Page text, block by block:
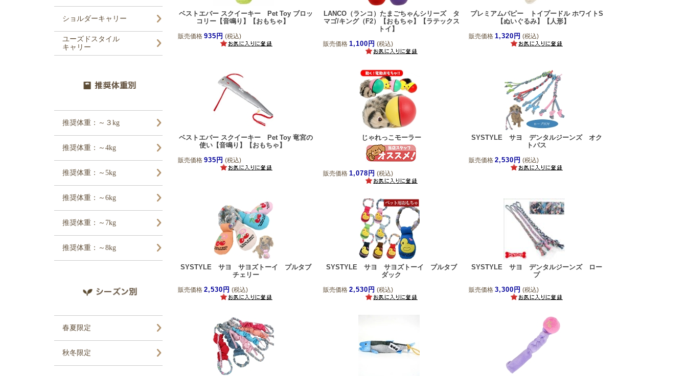
ベストエバー スクイーキー Pet Toy ブロッ
コリー【音鳴り】【おもちゃ】
販売価格 935円 (税込)
LANCO（ランコ）たまごちゃんシリーズ タ
マゴ/キング（F2）【おもちゃ】【ラテックス
トイ】
販売価格 1,100円 (税込)
プレミアムパピー トイプードル ホワイトS
【ぬいぐるみ】【人形】
販売価格 1,320円 (税込)
ベストエバー スクイーキー Pet Toy 竜宮の
使い【音鳴り】【おもちゃ】
販売価格 935円 (税込)
じゃれっこモーラー
販売価格 1,078円 (税込)
SYSTYLE サヨ デンタルジーンズ オク
トパス
販売価格 2,530円 (税込)
SYSTYLE サヨ サヨズトーイ プルタブ
チェリー
販売価格 2,530円 (税込)
SYSTYLE サヨ サヨズトーイ プルタブ
ダック
販売価格 2,530円 (税込)
SYSTYLE サヨ デンタルジーンズ ロー
プ
販売価格 3,300円 (税込)